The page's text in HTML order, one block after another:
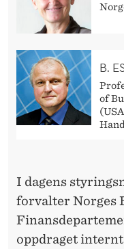
B.
of
I dagens
forvalter Norges
oppdraget